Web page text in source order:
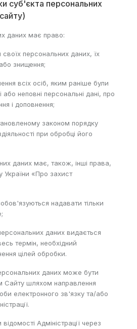
суб'єкта персональних
даних має право:
своїх персональних даних, їх
знищення;
всіх осіб, яким раніше були
або неповні персональні дані, про
і доповнення;
законом порядку
при обробці його
даних має, також, інші права,
України «Про захист
надавати тільки
даних видається
термін, необхідний
цілей обробки.
даних може бути
Сайту шляхом направлення
електронного зв'язку та/або
Адміністрації через